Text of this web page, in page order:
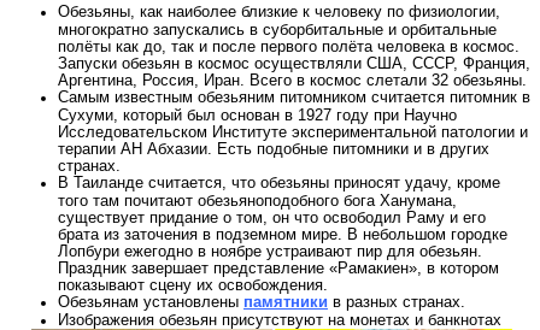
Обезьяны, как наиболее близкие к человеку по физиологии,
многократно запускались в суборбитальные и орбитальные
полёты как до, так и после первого полёта человека в космос.
Запуски обезьян в космос осуществляли США, СССР, Франция,
Аргентина, Россия, Иран. Всего в космос слетали 32 обезьяны.
Самым известным обезьяним питомником считается питомник в
Сухуми, который был основан в 1927 году при Научно
Исследовательском Институте экспериментальной патологии и
терапии АН Абхазии. Есть подобные питомники и в других
странах.
В Таиланде считается, что обезьяны приносят удачу, кроме
того там почитают обезьяноподобного бога Ханумана,
существует придание о том, он что освободил Раму и его
брата из заточения в подземном мире. В небольшом городке
Лопбури ежегодно в ноябре устраивают пир для обезьян.
Праздник завершает представление «Рамакиен», в котором
показывают сцену их освобождения.
Обезьянам установлены памятники в разных странах.
Изображения обезьян присутствуют на монетах и банкнотах